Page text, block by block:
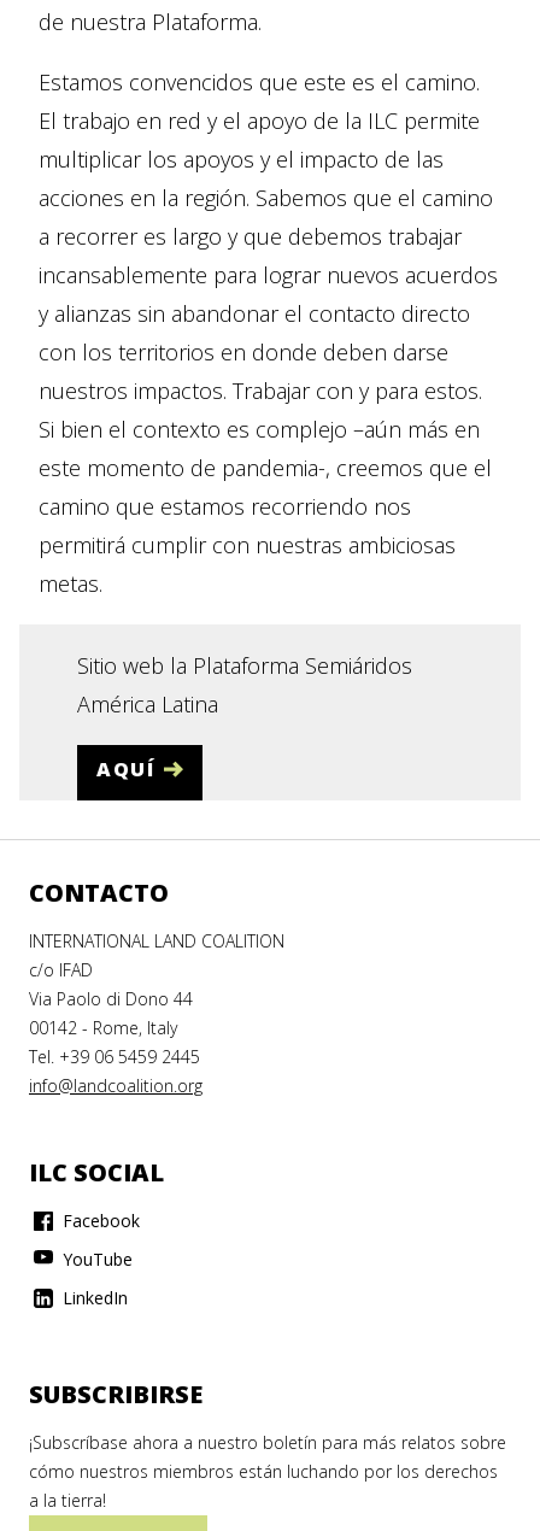
de nuestra Plataforma.
Estamos convencidos que este es el camino.
El trabajo en red y el apoyo de la ILC permite
multiplicar los apoyos y el impacto de las
acciones en la región. Sabemos que el camino
a recorrer es largo y que debemos trabajar
incansablemente para lograr nuevos acuerdos
y alianzas sin abandonar el contacto directo
con los territorios en donde deben darse
nuestros impactos. Trabajar con y para estos.
Si bien el contexto es complejo –aún más en
este momento de pandemia-, creemos que el
camino que estamos recorriendo nos
permitirá cumplir con nuestras ambiciosas
metas.
Sitio web la Plataforma Semiáridos
América Latina
AQUÍ
CONTACTO
INTERNATIONAL LAND COALITION
c/o IFAD
Via Paolo di Dono 44
00142 - Rome, Italy
Tel. +39 06 5459 2445
info@landcoalition.org
ILC SOCIAL
Facebook
YouTube
LinkedIn
SUBSCRIBIRSE
¡Subscríbase ahora a nuestro boletín para más relatos sobre
cómo nuestros miembros están luchando por los derechos
a la tierra!